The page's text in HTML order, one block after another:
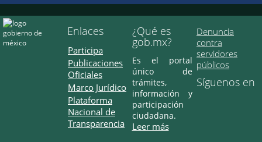
Enlaces
Participa
Publicaciones
Oficiales
Marco Jurídico
Plataforma
Nacional de
Transparencia
¿Qué es
gob.mx?
Es el portal
único de
trámites,
información y
participación
ciudadana.
Leer más
Denuncia
contra
servidores
públicos
Síguenos en